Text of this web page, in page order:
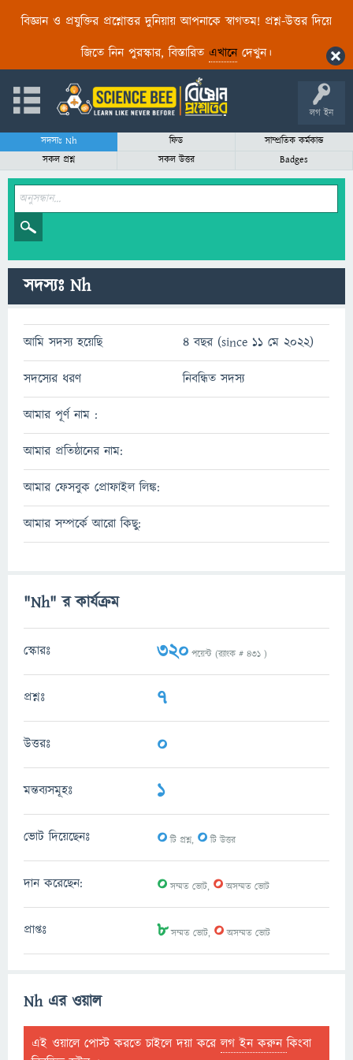
বিজ্ঞান ও প্রযুক্তির প্রশ্নোত্তর দুনিয়ায় আপনাকে স্বাগতম! প্রশ্ন-উত্তর দিয়ে
জিতে নিন পুরস্কার, বিস্তারিত এখানেদেখুন।
লগ ইন
সদস্যঃ Nh ফিড
সাম্প্রতিক কর্মকান্ড
সকল প্রশ্ন
সকল উত্তর Badges
সদস্যঃ Nh
আমি সদস্য হয়েছি 4 বছর (since 11 মে 2022)
সদস্যের ধরণ নিবন্ধিত সদস্য
আমার পূর্ণ নাম :
আমার প্রতিষ্ঠানের নাম:
আমার ফেসবুক প্রোফাইল লিঙ্ক:
আমার সম্পর্কে আরো কিছু:
"Nh" র কার্যক্রম
স্কোরঃ 320 পয়েন্ট (র‌্যাংক # 431 )
প্রশ্নঃ 7
উত্তরঃ 0
মন্তব্যসমূহঃ 1
ভোট দিয়েছেনঃ 0টি প্রশ্ন, 0টি উত্তর
দান করেছেন: 0সম্মত ভোট, 0অসম্মত ভোট
প্রাপ্তঃ 8সম্মত ভোট, 0অসম্মত ভোট
Nh এর ওয়াল
এই ওয়ালে পোস্ট করতে চাইলে দয়া করেলগ ইন করুনকিংবা